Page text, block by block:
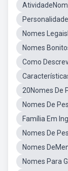
Nomes
Nomes
Como
20Nomes De
Nomes De
Família Em
Nomes De
Nomes
Nomes Para